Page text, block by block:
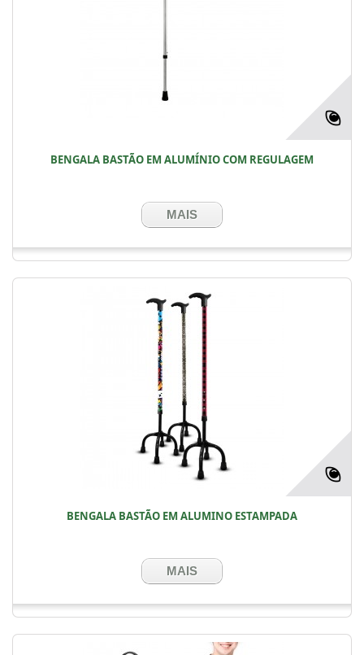
BENGALA BASTÃO EM ALUMÍNIO COM REGULAGEM
MAIS
BENGALA BASTÃO EM ALUMINO ESTAMPADA
MAIS